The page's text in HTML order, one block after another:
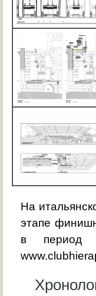
На
этапе
в период